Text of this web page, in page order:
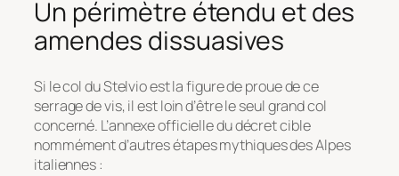
Un périmètre étendu et des
amendes dissuasives
Si le col du Stelvio est la figure de proue de ce
serrage de vis, il est loin d’être le seul grand col
concerné. L’annexe officielle du décret cible
nommément d’autres étapes mythiques des Alpes
italiennes :